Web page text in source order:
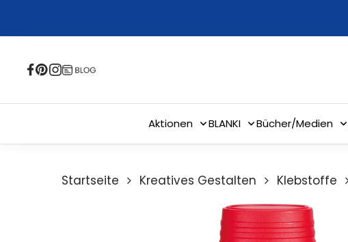
content
Aktionen BLANKI Bücher/Medien
Startseite Kreatives Gestalten Klebstoffe